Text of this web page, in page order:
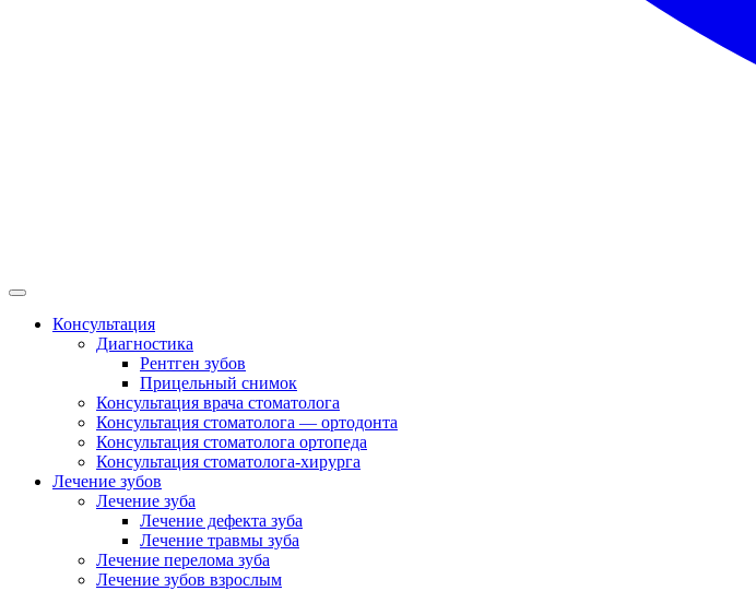
Консультация
Диагностика
Рентген зубов
Прицельный снимок
Консультация врача стоматолога
Консультация стоматолога — ортодонта
Консультация стоматолога ортопеда
Консультация стоматолога-хирурга
Лечение зубов
Лечение зуба
Лечение дефекта зуба
Лечение травмы зуба
Лечение перелома зуба
Лечение зубов взрослым